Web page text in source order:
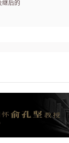
继后的
展览|际会：